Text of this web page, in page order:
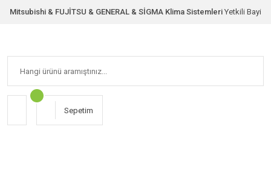
Mitsubishi & FUJİTSU & GENERAL & SİGMA Klima Sistemleri Yetkili Bayi
Sepetim